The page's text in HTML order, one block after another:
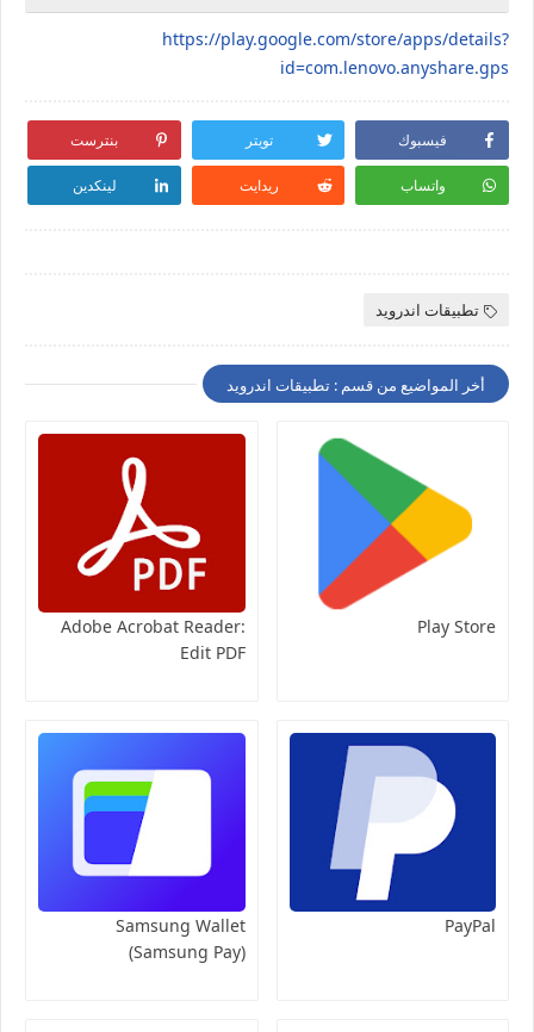
https://play.google.com/store/apps/details?
id=com.lenovo.anyshare.gps
فيسبوك تويتر بنترست
واتساب ريدايت لينكدين
تطبيقات اندرويد
أخر المواضيع من قسم : تطبيقات اندرويد
Play Store
Adobe Acrobat Reader:
Edit PDF
PayPal
Samsung Wallet
(Samsung Pay)